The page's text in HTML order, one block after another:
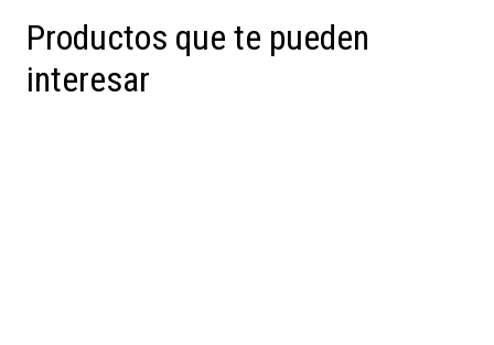
Productos que te pueden
interesar